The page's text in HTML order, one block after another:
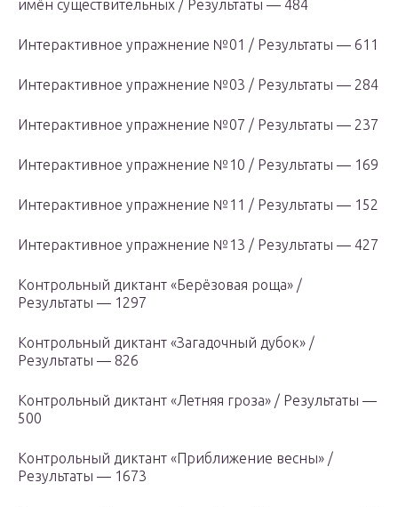
имён существительных / Результаты — 484
Интерактивное упражнение №01 / Результаты — 611
Интерактивное упражнение №03 / Результаты — 284
Интерактивное упражнение №07 / Результаты — 237
Интерактивное упражнение №10 / Результаты — 169
Интерактивное упражнение №11 / Результаты — 152
Интерактивное упражнение №13 / Результаты — 427
Контрольный диктант «Берёзовая роща» /
Результаты — 1297
Контрольный диктант «Загадочный дубок» /
Результаты — 826
Контрольный диктант «Летняя гроза» / Результаты —
500
Контрольный диктант «Приближение весны» /
Результаты — 1673